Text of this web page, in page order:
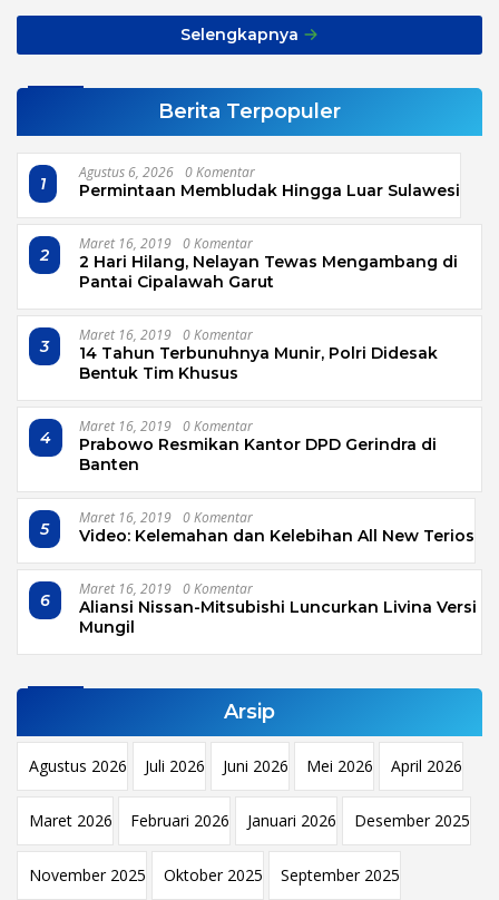
Selengkapnya
Berita Terpopuler
1
Agustus 6, 2026 0 Komentar
Permintaan Membludak Hingga Luar Sulawesi
2
Maret 16, 2019 0 Komentar
2 Hari Hilang, Nelayan Tewas Mengambang di
Pantai Cipalawah Garut
3
Maret 16, 2019 0 Komentar
14 Tahun Terbunuhnya Munir, Polri Didesak
Bentuk Tim Khusus
4
Maret 16, 2019 0 Komentar
Prabowo Resmikan Kantor DPD Gerindra di
Banten
5
Maret 16, 2019 0 Komentar
Video: Kelemahan dan Kelebihan All New Terios
6
Maret 16, 2019 0 Komentar
Aliansi Nissan-Mitsubishi Luncurkan Livina Versi
Mungil
Arsip
Agustus 2026 Juli 2026 Juni 2026 Mei 2026 April 2026
Maret 2026 Februari 2026 Januari 2026 Desember 2025
November 2025 Oktober 2025 September 2025